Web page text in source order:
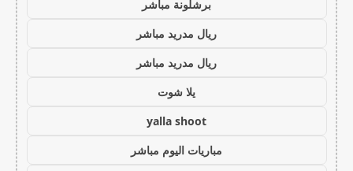
برشلونة مباشر
ريال مدريد مباشر
ريال مدريد مباشر
يلا شوت
yalla shoot
مباريات اليوم مباشر